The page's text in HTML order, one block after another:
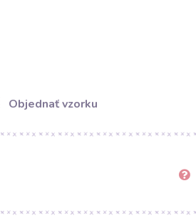
Objednať vzorku